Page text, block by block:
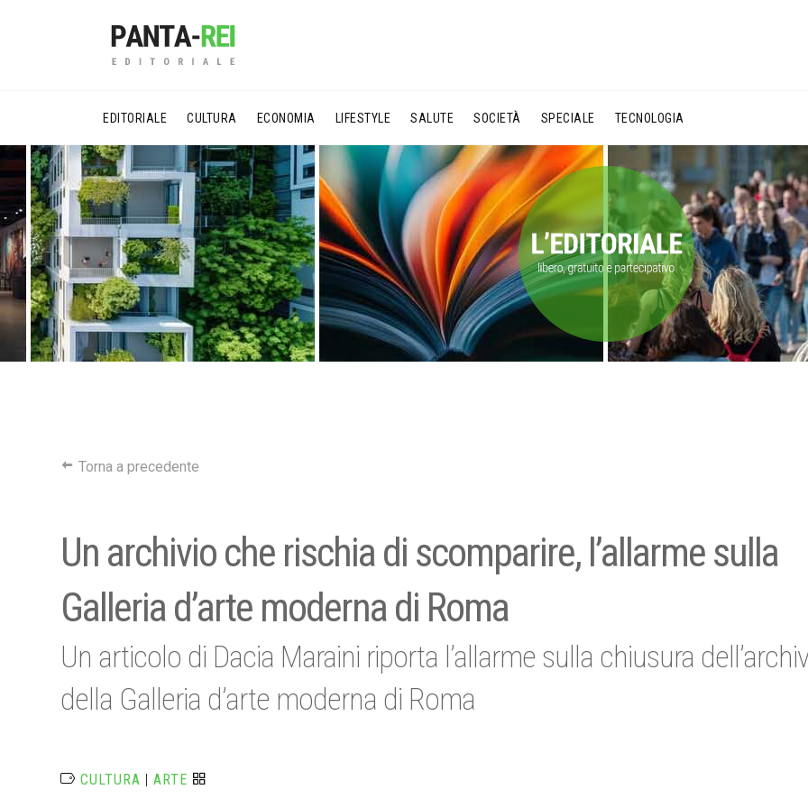
EDITORIALE CULTURA ECONOMIA LIFESTYLE SALUTE SOCIETÀ SPECIALE TECNOLOGIA
Torna a precedente
Un archivio che rischia di scomparire, l’allarme sulla
Galleria d’arte moderna di Roma
Un articolo di Dacia Maraini riporta l’allarme sulla chiusura
della Galleria d’arte moderna di Roma
CULTURA |ARTE